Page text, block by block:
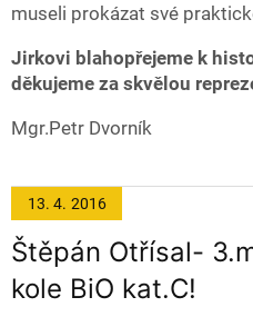
museli prokázat své
Jirkovi blahopřejeme k
děkujeme za skvělou
Mgr.Petr Dvorník
13. 4. 2016
Štěpán Otřísal-
kole BiO kat.C!